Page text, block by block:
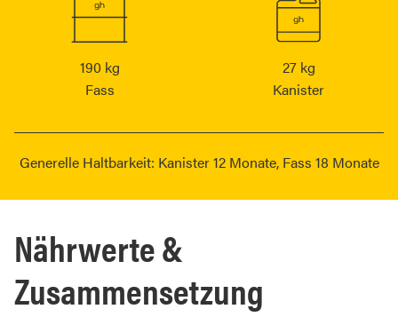
190 kg
Fass
27 kg
Kanister
Generelle Haltbarkeit: Kanister 12 Monate, Fass 18 Monate
Nährwerte &
Zusammensetzung